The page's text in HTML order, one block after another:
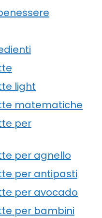
light
matematiche
per
per agnello
per antipasti
per avocado
per bambini